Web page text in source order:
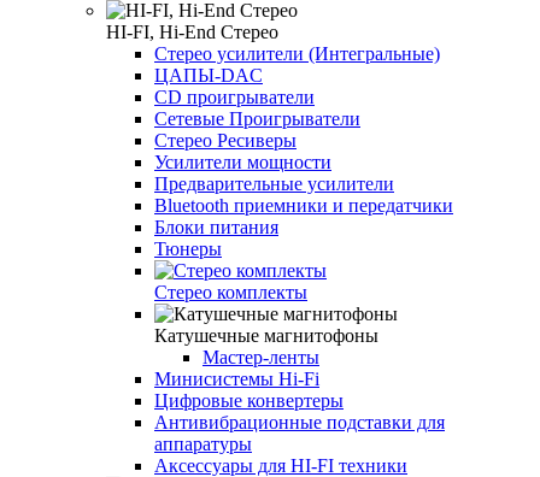
HI-FI, Hi-End Стерео
Стерео усилители (Интегральные)
ЦАПЫ-DAC
CD проигрыватели
Сетевые Проигрыватели
Стерео Ресиверы
Усилители мощности
Предварительные усилители
Bluetooth приемники и передатчики
Блоки питания
Тюнеры
Стерео комплекты
Катушечные магнитофоны
Мастер-ленты
Минисистемы Hi-Fi
Цифровые конвертеры
Антивибрационные подставки для
аппаратуры
Аксессуары для HI-FI техники